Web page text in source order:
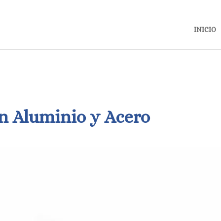
INICIO
Aluminio y Acero